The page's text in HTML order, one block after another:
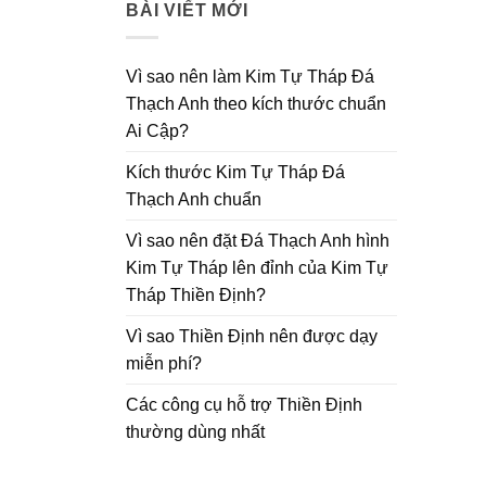
BÀI VIẾT MỚI
Vì sao nên làm Kim Tự Tháp Đá
Thạch Anh theo kích thước chuẩn
Ai Cập?
Kích thước Kim Tự Tháp Đá
Thạch Anh chuẩn
Vì sao nên đặt Đá Thạch Anh hình
Kim Tự Tháp lên đỉnh của Kim Tự
Tháp Thiền Định?
Vì sao Thiền Định nên được dạy
miễn phí?
Các công cụ hỗ trợ Thiền Định
thường dùng nhất